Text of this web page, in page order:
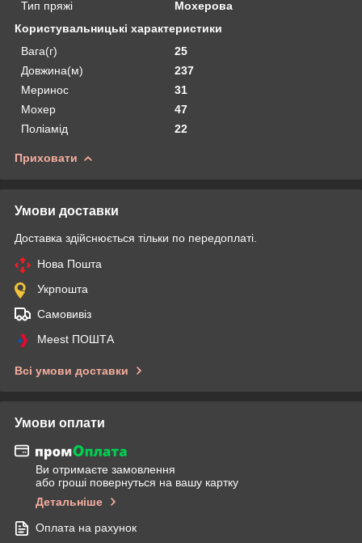
Тип пряжі
Мохерова
Користувальницькі характеристики
Вага(г)
25
Довжина(м)
237
Меринос
31
Мохер
47
Поліамід
22
Приховати
Умови доставки
Доставка здійснюється тільки по передоплаті.
Нова Пошта
Укрпошта
Самовивіз
Meest ПОШТА
Всі умови доставки
Умови оплати
Ви отримаєте замовлення
або гроші повернуться на вашу картку
Детальніше
Оплата на рахунок